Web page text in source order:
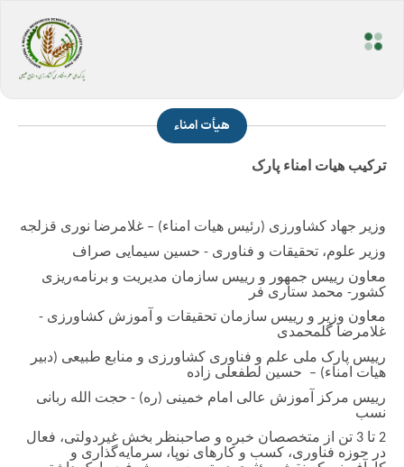
هیأت امناء
ترکیب هیات امناء پارک
وزیر جهاد کشاورزی (رئیس هیات امناء) – غلامرضا نوری قزلجه
وزیر علوم، تحقیقات و فناوری - حسین سیمایی صراف
معاون رییس جمهور و رییس سازمان مدیریت و برنامه‌ریزی
کشور- محمد ستاری فر
معاون وزیر و رییس سازمان تحقیقات و آموزش کشاورزی -
غلامرضا گلمحمدی
رییس پارک ملی علم و فناوری کشاورزی و منابع طبیعی (دبیر
هیات امناء) – حسین لطفعلی زاده
رییس مرکز آموزش عالی امام خمینی (ره) - حجت الله ربانی
نسب
2 تا 3 تن از متخصصان خبره و صاحب­نظر بخش غیردولتی، فعال
در حوزه فناوری، کسب و کارهای نوپا، سرمایه‌­گذاری و